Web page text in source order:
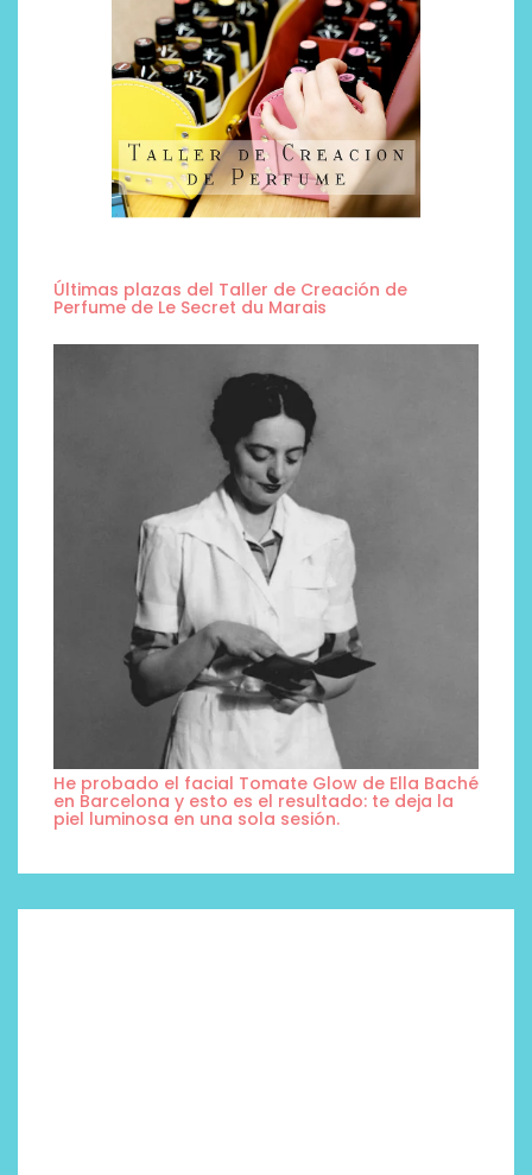
Últimas plazas del Taller de Creación de
Perfume de Le Secret du Marais
He probado el facial Tomate Glow de Ella Baché
en Barcelona y esto es el resultado: te deja la
piel luminosa en una sola sesión.